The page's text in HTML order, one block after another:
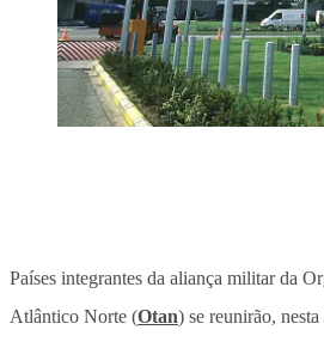
Países integrantes da aliança militar da
Atlântico Norte (Otan) se reunirão,